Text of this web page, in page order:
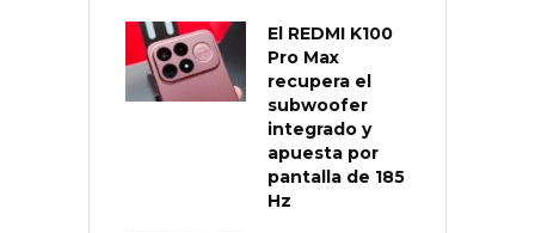
El REDMI K100
Pro Max
recupera el
subwoofer
integrado y
apuesta por
pantalla de 185
Hz